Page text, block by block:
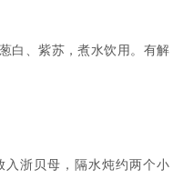
白、紫苏，煮水饮用。有解
入浙贝母，隔水炖约两个小